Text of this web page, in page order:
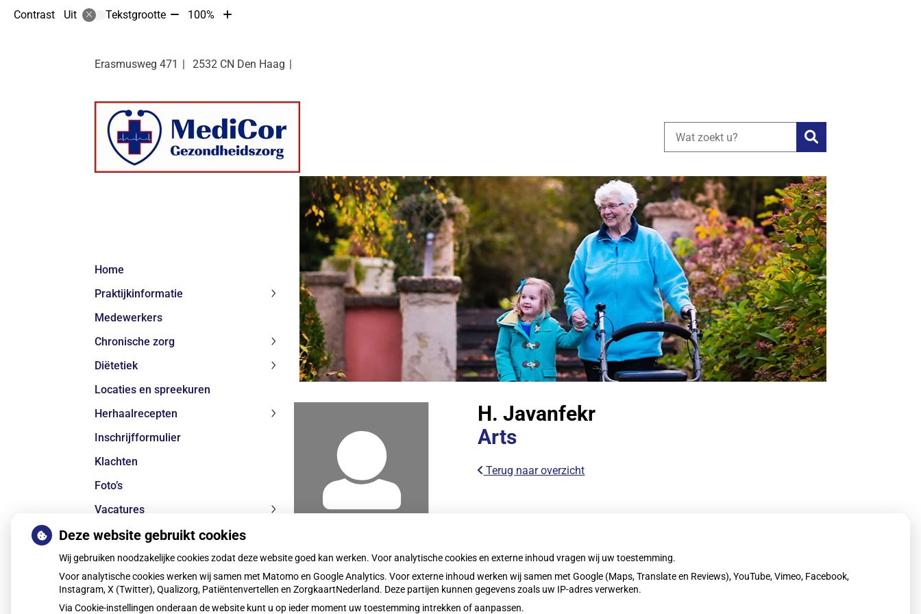
Contrast Uit Tekstgrootte Tekst
10%
100%
Tekst
10%
Erasmusweg 471 2532 CN Den Haag
Zoeken
Home
Praktijkinformatie
Praktijkinformatie
submenu
Medewerkers
Chronische zorg
Chronische
zorg
submenu
Diëtetiek
Diëtetiek
Locaties en spreekuren
Herhaalrecepten
Inschrijfformulier
Klachten
Foto’s
Vacatures
Open sollicitatie
Gezondheidsinformatie
Gezondheidsinformatie
submenu
H. Javanfekr
Arts
Terug naar overzicht
Deze website gebruikt cookies
Wij gebruiken noodzakelijke cookies zodat deze website goed kan werken. Voor analytische cookies en externe inhoud vragen wij uw toestemming.
Voor analytische cookies werken wij samen met Matomo en Google Analytics. Voor externe inhoud werken wij samen met Google (Maps, Translate en Reviews), YouTube, Vimeo, Facebook,
Instagram, X (Twitter), Qualizorg, Patiëntenvertellen en ZorgkaartNederland. Deze partijen kunnen gegevens zoals uw IP-adres verwerken.
Via Cookie-instellingen onderaan de website kunt u op ieder moment uw toestemming intrekken of aanpassen.